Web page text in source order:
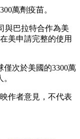
萬劑疫苗。
與巴拉特合作為美
美申請完整的使用
僅次於美國的3300萬
映作者意見，不代表